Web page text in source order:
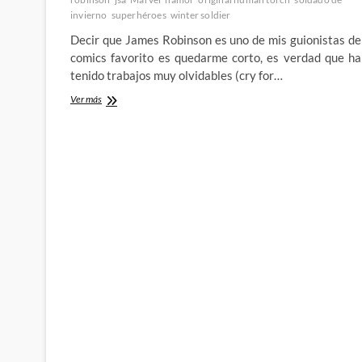
invierno superhéroes winter soldier
Decir que James Robinson es uno de mis guionistas de
comics favorito es quedarme corto, es verdad que ha
tenido trabajos muy olvidables (cry for…
Ver másAll-